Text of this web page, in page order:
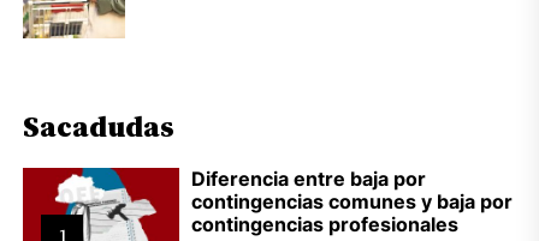
Sacadudas
1
Diferencia entre baja por
contingencias comunes y baja por
contingencias profesionales